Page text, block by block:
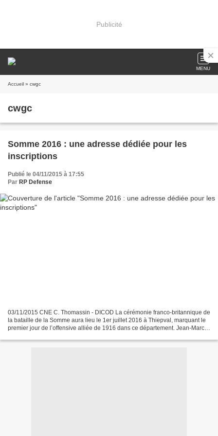
Publicité
MENU
Accueil » cwgc
cwgc
Somme 2016 : une adresse dédiée pour les
inscriptions
Publié le 04/11/2015 à 17:55
Par RP Defense
03/11/2015 CNE C. Thomassin - DICOD La cérémonie franco-britannique de
la bataille de la Somme aura lieu le 1er juillet 2016 à Thiepval, marquant le
premier jour de l’offensive alliée de 1916 dans ce département. Jean-Marc